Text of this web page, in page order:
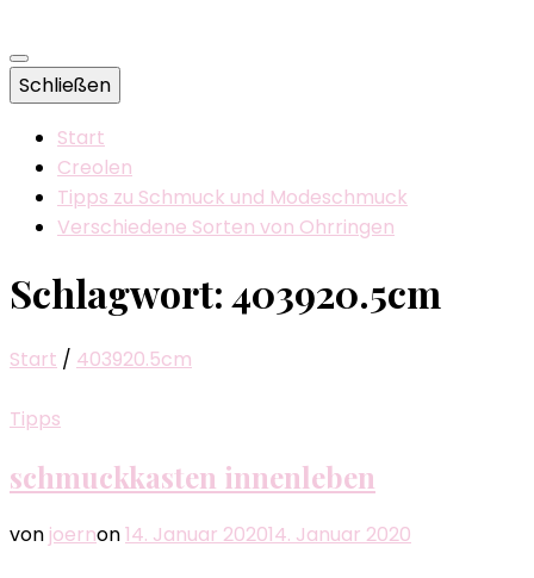
Schließen
Start
Creolen
Tipps zu Schmuck und Modeschmuck
Verschiedene Sorten von Ohrringen
Schlagwort:403920.5cm
Start / 403920.5cm
Tipps
schmuckkasten innenleben
von joernon14. Januar 202014. Januar 2020